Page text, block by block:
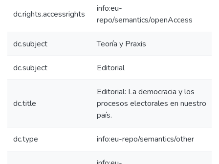
dc.rights.accessrights
info:eu-
repo/semantics/openAccess
dc.subject Teoría y Praxis
dc.subject Editorial
dc.title
Editorial: La democracia y los
procesos electorales en nuestro
país.
dc.type info:eu-repo/semantics/other